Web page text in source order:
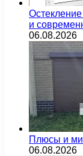
и
06.08.2026
Плюсы и
06.08.2026